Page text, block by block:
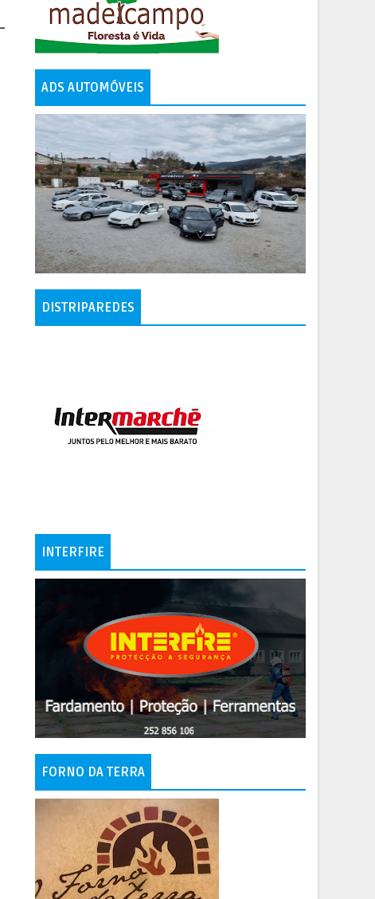
ADS AUTOMÓVEIS
DISTRIPAREDES
INTERFIRE
FORNO DA TERRA